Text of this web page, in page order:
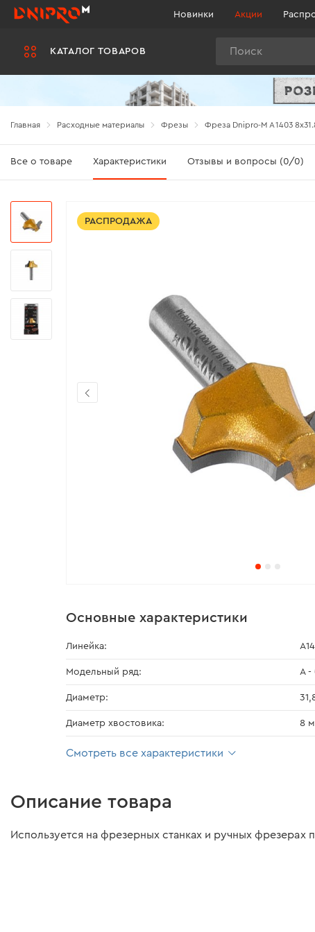
КАТАЛОГ ТОВАРОВ
Новинки Акции
Главная Расходные материалы Фрезы Фреза Dnipro-M А1403
Все о товаре Характеристики Отзывы и вопросы (0/0)
РАСПРОДАЖА
Основные характеристики
Линейка:
Модельный ряд: А -
Диаметр:
Диаметр хвостовика: 8
Смотреть все характеристики
Описание товара
Используется на фрезерных станках и ручных